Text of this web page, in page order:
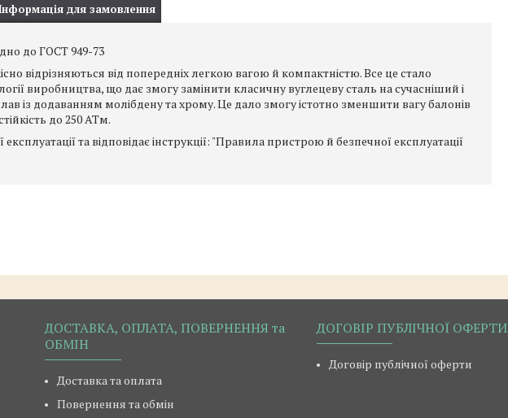
для замовлення
до ГОСТ 949-73
відрізняються від попередніх легкою вагою й компактністю. Все це стало
виробництва, що дає змогу замінити класичну вуглецеву сталь на сучасніший і
із додаванням молібдену та хрому. Це дало змогу істотно зменшити вагу балонів
до 250 АТм.
та відповідає інструкції: "Правила пристрою й безпечної експлуатації
ДОСТАВКА, ОПЛАТА, ПОВЕРНЕННЯ та
ОБМІН
Доставка та оплата
Повернення та обмін
ДОГОВІР ПУБЛІЧНОЇ ОФЕРТИ
Договір публічної оферти